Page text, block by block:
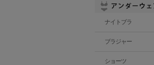
ナイトブラ
ブラジャー
ショーツ